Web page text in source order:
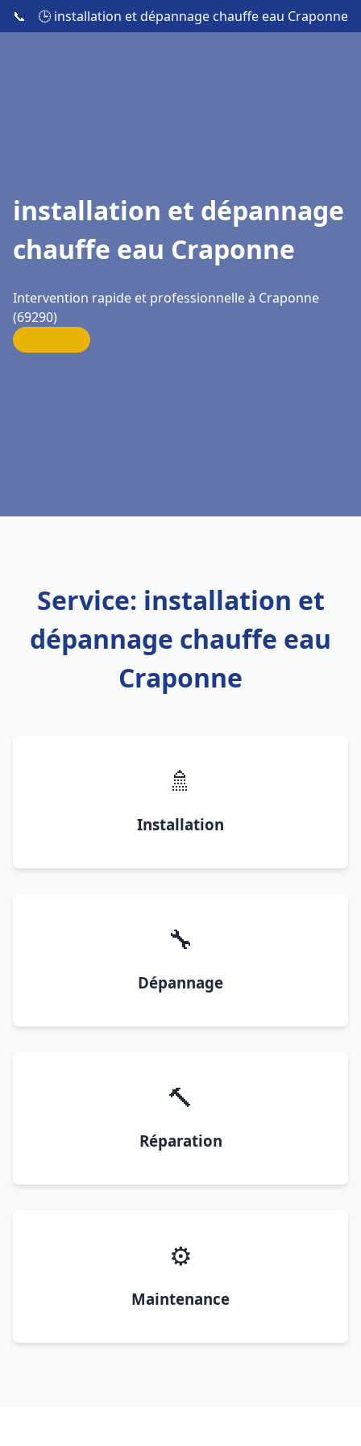
📞 🕒 installation et dépannage chauffe eau Craponne
installation et dépannage
chauffe eau Craponne
Intervention rapide et professionnelle à Craponne
(69290)
Service: installation et
dépannage chauffe eau
Craponne
🚿
Installation
🔧
Dépannage
🔨
Réparation
⚙️
Maintenance